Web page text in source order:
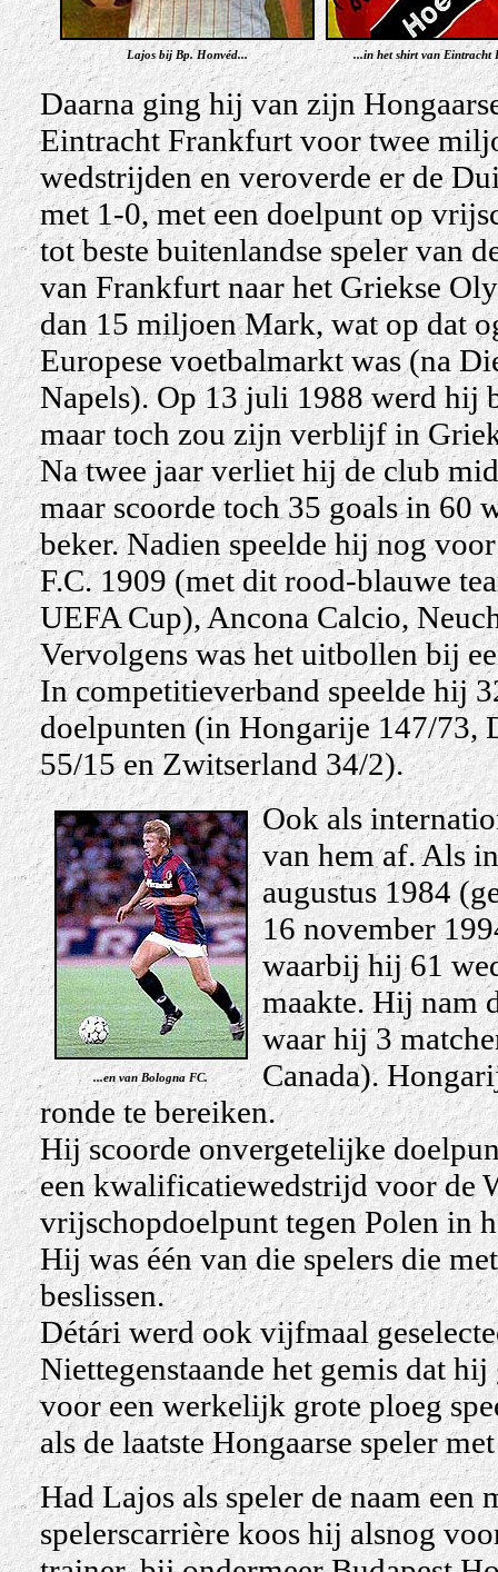
Lajos bij Bp. Honvéd... ...in het shirt van Eintracht
Daarna ging hij van zijn
Eintracht Frankfurt voor twee
wedstrijden en veroverde er de
met 1-0, met een doelpunt op
tot beste buitenlandse speler van
van Frankfurt naar het Griekse
dan 15 miljoen Mark, wat op dat
Europese voetbalmarkt was (na
Napels).Op 13 juli 1988 werd hij
maar toch zou zijn verblijf in
Na twee jaar verliet hij de club
maar scoorde toch 35 goals in 60
beker. Nadien speelde hij nog
F.C. 1909 (met dit rood-blauwe
UEFA Cup), Ancona Calcio,
Vervolgens was het uitbollen bij
In competitieverband speelde hij
doelpunten (in Hongarije 147/73,
55/15 en Zwitserland 34/2).
...en van Bologna FC.
Ook als
van hem af. Als
augustus 1984
16 november
waarbij hij 61
maakte. Hij nam
waar hij 3
Canada).
ronde te bereiken.
Hij scoorde onvergetelijke
een kwalificatiewedstrijd voor de
vrijschopdoelpunt tegen Polen in
Hij was één van die spelers die
beslissen.
Détári werd ook vijfmaal
Niettegenstaande het gemis dat
voor een werkelijk grote ploeg
als de laatste Hongaarse speler
Had Lajosals spelerde naam een
spelerscarrière koos hij alsnog